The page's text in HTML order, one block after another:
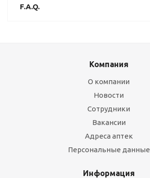
F.A.Q.
Компания
О компании
Новости
Сотрудники
Вакансии
Адреса аптек
Персональные данные
Информация